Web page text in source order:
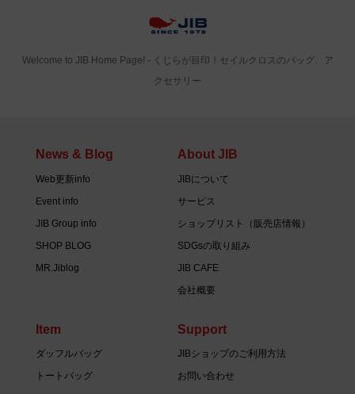
Welcome to JIB Home Page! ‐ くじらが目印！セイルクロスのバッグ、ア
クセサリー
News & Blog
Web更新info
Event info
JIB Group info
SHOP BLOG
MR.Jiblog
About JIB
JIBについて
サービス
ショップリスト（販売店情報）
SDGsの取り組み
JIB CAFE
会社概要
Item
ダッフルバッグ
トートバッグ
Support
JIBショップのご利用方法
お問い合わせ